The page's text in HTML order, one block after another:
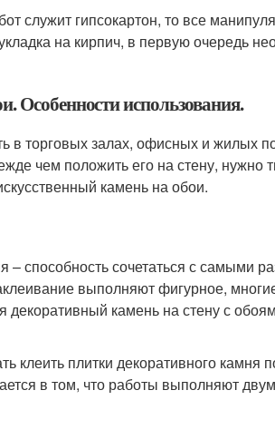
служит гипсокартон, то все
на кирпич, в первую очередь
Особенности использования.
в торговых залах, офисных и
чем положить его на стену, нужно
камень на обои.
– способность сочетаться с самыми
выполняют фигурное,
декоративный камень на стену с
плитки декоративного камня
в том, что работы выполняют